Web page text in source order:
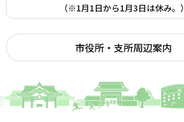
（※1月1日から1月3日は休み。）
市役所・支所周辺案内